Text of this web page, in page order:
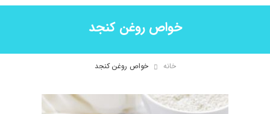
خواص روغن کنجد
خانه خواص روغن کنجد